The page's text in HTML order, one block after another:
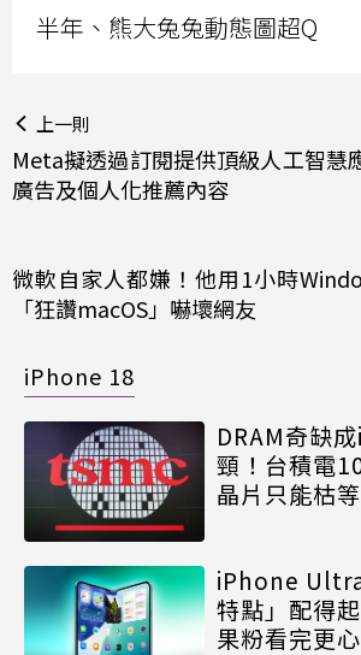
半年、熊大兔兔動態圖超Q
上一則
Meta擬透過訂閱提供頂級人工智慧
廣告及個人化推薦內容
微軟自家人都嫌！他用1小時
「狂讚macOS」嚇壞網友
iPhone 18
DRAM奇缺
頸！台積電
晶片只能枯等
iPhone
特點」配得
果粉看完更